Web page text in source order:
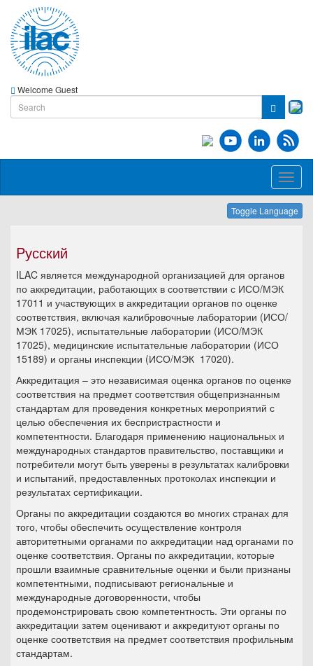
Welcome Guest
Toggle Language
Pусский
ILAC является международной организацией для органов
по аккредитации, работающих в соответствии с ИСО/МЭК
17011 и участвующих в аккредитации органов по оценке
соответствия, включая калибровочные лаборатории (ИСО/
МЭК 17025), испытательные лаборатории (ИСО/МЭК
17025), медицинские испытательные лаборатории (ИСО
15189) и органы инспекции (ИСО/МЭК 17020).
Аккредитация – это независимая оценка органов по оценке
соответствия на предмет соответствия общепризнанным
стандартам для проведения конкретных мероприятий с
целью обеспечения их беспристрастности и
компетентности. Благодаря применению национальных и
международных стандартов правительство, поставщики и
потребители могут быть уверены в результатах калибровки
и испытаний, предоставленных протоколах инспекции и
результатах сертификации.
Органы по аккредитации создаются во многих странах для
того, чтобы обеспечить осуществление контроля
авторитетными органами по аккредитации над органами по
оценке соответствия. Органы по аккредитации, которые
прошли взаимные сравнительные оценки и были признаны
компетентными, подписывают региональные и
международные договоренности, чтобы
продемонстрировать свою компетентность. Эти органы по
аккредитации затем оценивают и аккредитуют органы по
оценке соответствия на предмет соответствия профильным
стандартам.